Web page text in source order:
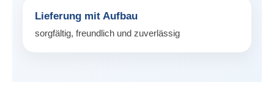
Lieferung mit Aufbau
sorgfältig, freundlich und zuverlässig